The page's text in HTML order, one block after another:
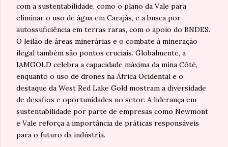
com a sustentabilidade, como o plano da Vale para
eliminar o uso de água em Carajás, e a busca por
autossuficiência em terras raras, com o apoio do BNDES.
O leilão de áreas minerárias e o combate à mineração
ilegal também são pontos cruciais. Globalmente, a
IAMGOLD celebra a capacidade máxima da mina Côté,
enquanto o uso de drones na África Ocidental e o
destaque da West Red Lake Gold mostram a diversidade
de desafios e oportunidades no setor. A liderança em
sustentabilidade por parte de empresas como Newmont
e Vale reforça a importância de práticas responsáveis
para o futuro da indústria.